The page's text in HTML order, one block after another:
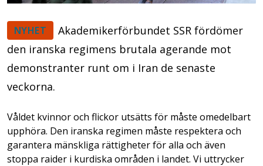
NYHET
Akademikerförbundet SSR fördömer
den iranska regimens brutala agerande mot
demonstranter runt om i Iran de senaste
veckorna.
Våldet kvinnor och flickor utsätts för måste omedelbart
upphöra. Den iranska regimen måste respektera och
garantera mänskliga rättigheter för alla och även
stoppa raider i kurdiska områden i landet. Vi uttrycker